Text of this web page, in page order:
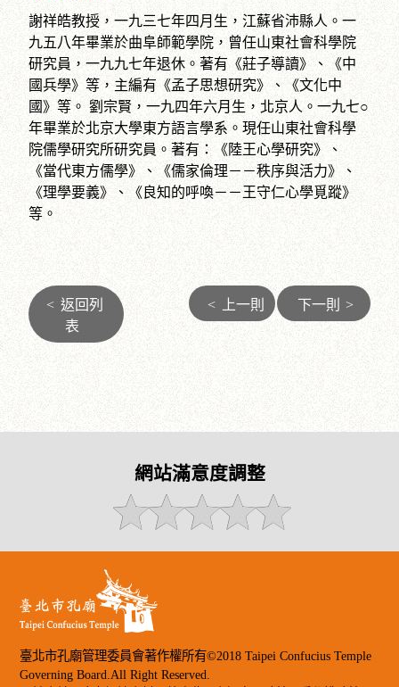
謝祥皓教授，一九三七年四月生，江蘇省沛縣人。一
九五八年畢業於曲阜師範學院，曾任山東社會科學院
研究員，一九九七年退休。著有《莊子導讀》、《中
國兵學》等，主編有《孟子思想研究》、《文化中
國》等。 劉宗賢，一九四年六月生，北京人。一九七○
年畢業於北京大學東方語言學系。現任山東社會科學
院儒學研究所研究員。著有：《陸王心學研究》、
《當代東方儒學》、《儒家倫理－－秩序與活力》、
《理學要義》、《良知的呼喚－－王守仁心學覓蹤》
等。
< 返回列
表
< 上一則 下一則 >
網站滿意度調整
臺北市孔廟管理委員會著作權所有©2018 Taipei Confucius Temple
Governing Board.All Right Reserved.